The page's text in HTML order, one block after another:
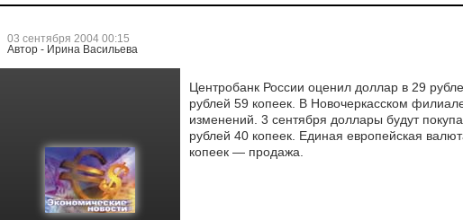
03 сентября 2004 00:15
Автор - Ирина Васильева
Центробанк России оценил доллар в 29
рублей 59 копеек. В Новочеркасском
изменений. 3 сентября доллары будут
рублей 40 копеек. Единая европейская
копеек — продажа.